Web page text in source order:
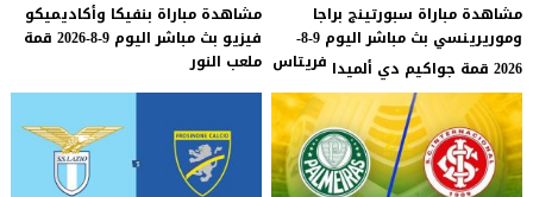
مشاهدة مباراة سبورتينج براجا
وموريرينسي بث مباشر اليوم 9-8-
2026 قمة جواكيم دي ألميدا
فريتاس
مشاهدة مباراة بنفيكا وأكاديميكو
فيزيو بث مباشر اليوم 9-8-2026
قمة
ملعب النور